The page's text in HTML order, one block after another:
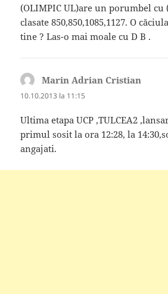
(OLIMPIC UL)are un porumbel cu
clasate 850,850,1085,1127. O
tine ? Las-o mai moale cu D B .
Marin Adrian Cristian
10.10.2013 la 11:15
Ultima etapa UCP ,TULCEA2
primul sosit la ora 12:28, la
angajati.